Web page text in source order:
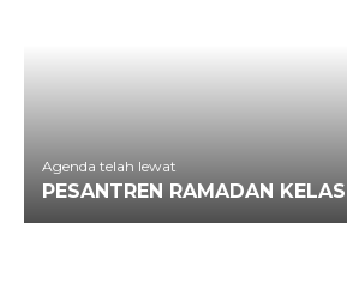
Agenda telah lewat
PESANTREN RAMADAN